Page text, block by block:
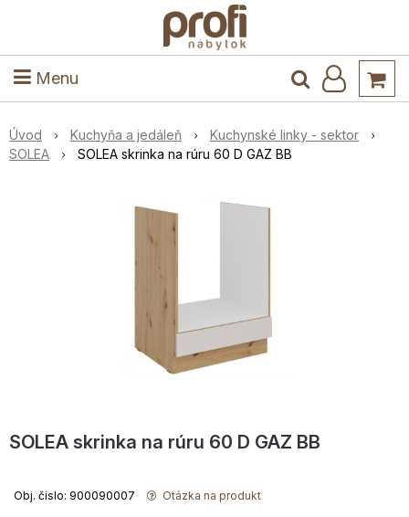
Menu
Kuchyňa a jedáleň
Úvod Kuchyňa a jedáleň
Kuchynské linky - sektor
SOLEA
SOLEA skrinka na rúru 60 D GAZ BB
SOLEA skrinka na rúru 60 D GAZ BB
Obj. čislo: 900090007 Otázka na produkt